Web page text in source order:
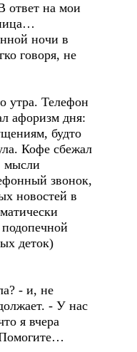
ответ на мои
ночи в
говоря, не
утра. Телефон
афоризм дня:
будто
Кофе сбежал
мысли
звонок,
новостей в
деток)
- и, не
- У нас
я вчера